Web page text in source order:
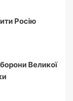
Росію
Великої